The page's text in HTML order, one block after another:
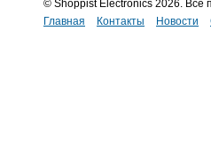
© Shoppist Electronics 2026. Все
Главная
Контакты Новости